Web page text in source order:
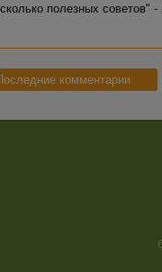
полезных советов"
комментарии